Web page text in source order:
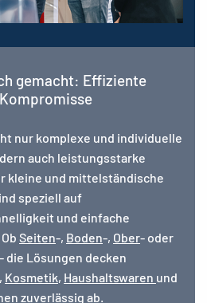
gemacht: Effiziente
nur komplexe und individuelle
auch leistungsstarke
kleine und mittelständische
speziell auf
und einfache
Seiten-, Boden-, Ober- oder
die Lösungen decken
, Kosmetik, Haushaltswaren und
zuverlässig ab.